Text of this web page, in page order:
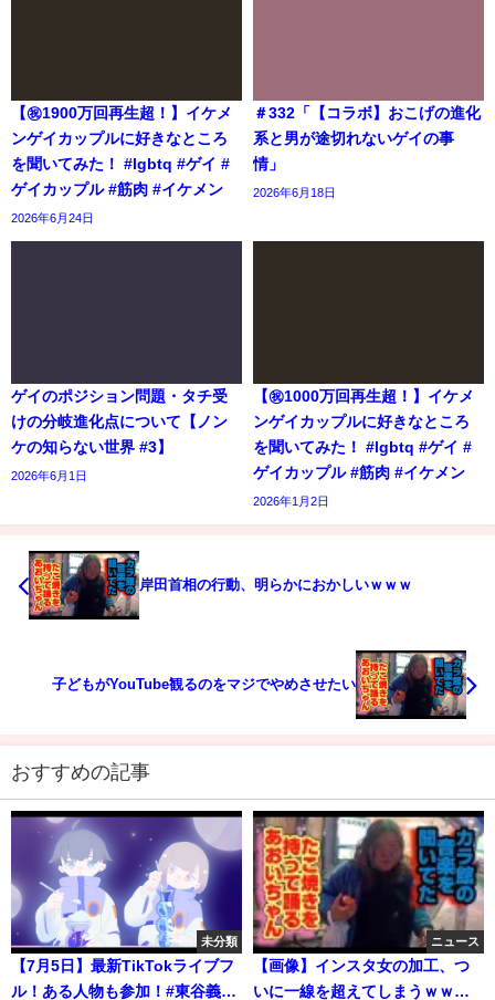
【㊗️1900万回再生超！】イケメ
ンゲイカップルに好きなところ
を聞いてみた！ #lgbtq #ゲイ #
ゲイカップル #筋肉 #イケメン
2026年6月24日
＃332「【コラボ】おこげの進化
系と男が途切れないゲイの事
情」
2026年6月18日
ゲイのポジション問題・タチ受
けの分岐進化点について【ノン
ケの知らない世界 #3】
2026年6月1日
【㊗️1000万回再生超！】イケメ
ンゲイカップルに好きなところ
を聞いてみた！ #lgbtq #ゲイ #
ゲイカップル #筋肉 #イケメン
2026年1月2日
岸田首相の行動、明らかにおかしいｗｗｗ
子どもがYouTube観るのをマジでやめさせたい
おすすめの記事
未分類
【7月5日】最新TikTokライブフ
ル！ある人物も参加！#東谷義和
ニュース
【画像】インスタ女の加工、つ
いに一線を超えてしまうｗｗｗ